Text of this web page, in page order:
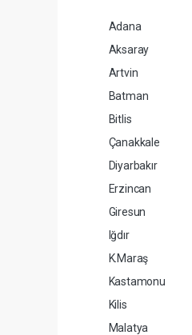
Adana
Aksaray
Artvin
Batman
Bitlis
Çanakkale
Diyarbakır
Erzincan
Giresun
Iğdır
K.Maraş
Kastamonu
Kilis
Malatya